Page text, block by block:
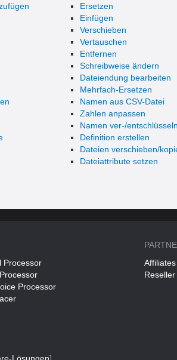
Ersetzen
Einfügen
Verschieben
Vertauschen
Entfernen
Schreibweise ändern
Dateiendung bearbeiten
Mehrfach-Ersetzen
Namen aus CSV-Datei
Zahlen anpassen
Namen ver-/entschlüsseln
Definition erstellen
Dateien verschieben/
Dateiattribute setzen
Processor
Processor
Affiliates
Reseller